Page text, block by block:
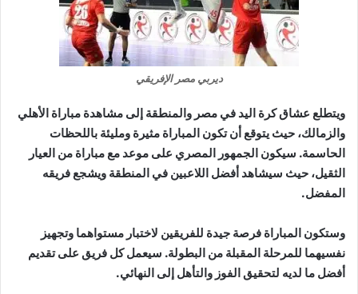
ديربي مصر الإفريقي
ويتطلع عشاق كرة اليد في مصر والمنطقة إلى مشاهدة مباراة الأهلي
والزمالك، حيث يتوقع أن تكون المباراة مثيرة ومليئة باللحظات
الحاسمة. سيكون الجمهور المصري على موعد مع مباراة من العيار
الثقيل، حيث سيشاهد أفضل اللاعبين في المنطقة ويشجع فريقه
المفضل.
وستكون المباراة فرصة جيدة للفريقين لاختبار مستواهما وتجهيز
نفسيهما للمرحلة المقبلة من البطولة. سيعمل كل فريق على تقديم
أفضل ما لديه لتحقيق الفوز والتأهل إلى النهائي.